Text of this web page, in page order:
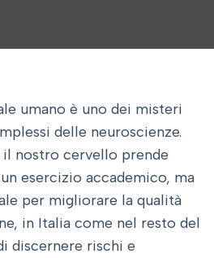
umano è uno dei misteri
delle neuroscienze.
nostro cervello prende
esercizio accademico, ma
per migliorare la qualità
in Italia come nel resto del
discernere rischi e